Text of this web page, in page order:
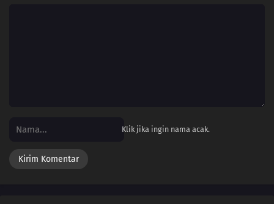
Klik jika ingin nama acak.